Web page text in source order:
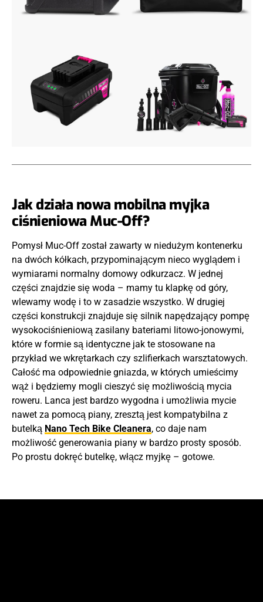
Jak działa nowa mobilna myjka
ciśnieniowa Muc-Off?
Pomysł Muc-Off został zawarty w niedużym kontenerku
na dwóch kółkach, przypominającym nieco wyglądem i
wymiarami normalny domowy odkurzacz. W jednej
części znajdzie się woda – mamy tu klapkę od góry,
wlewamy wodę i to w zasadzie wszystko. W drugiej
części konstrukcji znajduje się silnik napędzający pompę
wysokociśnieniową zasilany bateriami litowo-jonowymi,
które w formie są identyczne jak te stosowane na
przykład we wkrętarkach czy szlifierkach warsztatowych.
Całość ma odpowiednie gniazda, w których umieścimy
wąż i będziemy mogli cieszyć się możliwością mycia
roweru. Lanca jest bardzo wygodna i umożliwia mycie
nawet za pomocą piany, zresztą jest kompatybilna z
butelką Nano Tech Bike Cleanera, co daje nam
możliwość generowania piany w bardzo prosty sposób.
Po prostu dokręć butelkę, włącz myjkę – gotowe.